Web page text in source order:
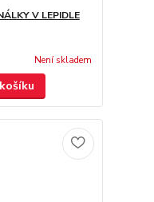
V LEPIDLE
Není skladem